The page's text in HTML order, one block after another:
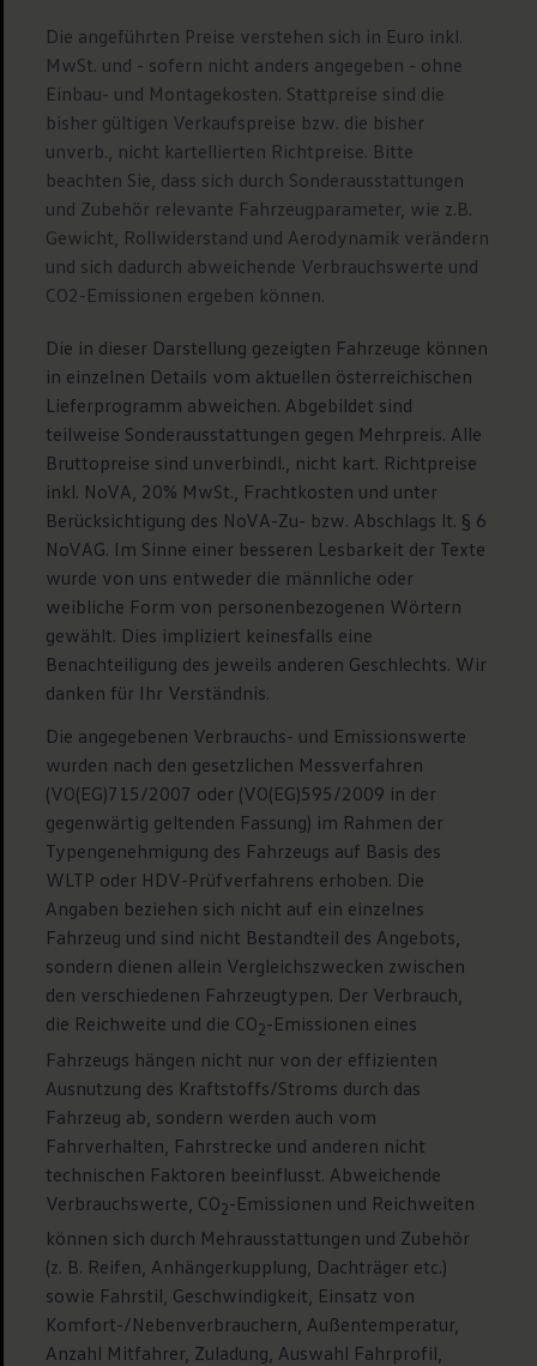
Die angeführten Preise verstehen sich in Euro inkl.
MwSt. und - sofern nicht anders angegeben - ohne
Einbau- und Montagekosten. Stattpreise sind die
bisher gültigen Verkaufspreise bzw. die bisher
unverb., nicht kartellierten Richtpreise. Bitte
beachten Sie, dass sich durch Sonderausstattungen
und Zubehör relevante Fahrzeugparameter, wie z.B.
Gewicht, Rollwiderstand und Aerodynamik verändern
und sich dadurch abweichende Verbrauchswerte und
CO2-Emissionen ergeben können.
Die in dieser Darstellung gezeigten Fahrzeuge können
in einzelnen Details vom aktuellen österreichischen
Lieferprogramm abweichen. Abgebildet sind
teilweise Sonderausstattungen gegen Mehrpreis. Alle
Bruttopreise sind unverbindl., nicht kart. Richtpreise
inkl. NoVA, 20% MwSt., Frachtkosten und unter
Berücksichtigung des NoVA-Zu- bzw. Abschlags lt. § 6
NoVAG. Im Sinne einer besseren Lesbarkeit der Texte
wurde von uns entweder die männliche oder
weibliche Form von personenbezogenen Wörtern
gewählt. Dies impliziert keinesfalls eine
Benachteiligung des jeweils anderen Geschlechts. Wir
danken für Ihr Verständnis.
Die angegebenen Verbrauchs- und Emissionswerte
wurden nach den gesetzlichen Messverfahren
(VO(EG)715/2007 oder (VO(EG)595/2009 in der
gegenwärtig geltenden Fassung) im Rahmen der
Typengenehmigung des Fahrzeugs auf Basis des
WLTP oder HDV-Prüfverfahrens erhoben. Die
Angaben beziehen sich nicht auf ein einzelnes
Fahrzeug und sind nicht Bestandteil des Angebots,
sondern dienen allein Vergleichszwecken zwischen
den verschiedenen Fahrzeugtypen. Der Verbrauch,
die Reichweite und die CO2-Emissionen eines
Fahrzeugs hängen nicht nur von der effizienten
Ausnutzung des Kraftstoffs/Stroms durch das
Fahrzeug ab, sondern werden auch vom
Fahrverhalten, Fahrstrecke und anderen nicht
technischen Faktoren beeinflusst. Abweichende
Verbrauchswerte, CO2-Emissionen und Reichweiten
können sich durch Mehrausstattungen und Zubehör
(z. B. Reifen, Anhängerkupplung, Dachträger etc.)
sowie Fahrstil, Geschwindigkeit, Einsatz von
Komfort-/Nebenverbrauchern, Außentemperatur,
Anzahl Mitfahrer, Zuladung, Auswahl Fahrprofil,